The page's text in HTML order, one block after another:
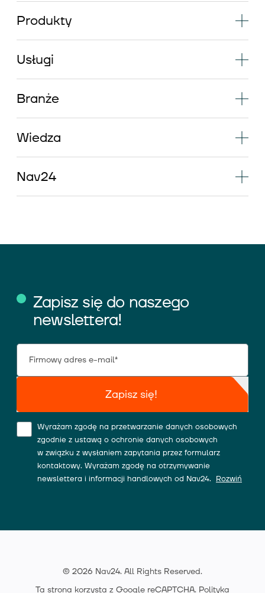
Produkty
Usługi
Branże
Wiedza
Nav24
Zapisz się do naszego
newslettera!
Zapisz się!
Wyrażam zgodę na przetwarzanie danych osobowych
zgodnie z ustawą o ochronie danych osobowych
w związku z wysłaniem zapytania przez formularz
kontaktowy. Wyrażam zgodę na otrzymywanie
newslettera i informacji handlowych od Nav24.
Rozwiń
© 2026 Nav24. All Rights Reserved.
Ta strona korzysta z Google reCAPTCHA. Polityka